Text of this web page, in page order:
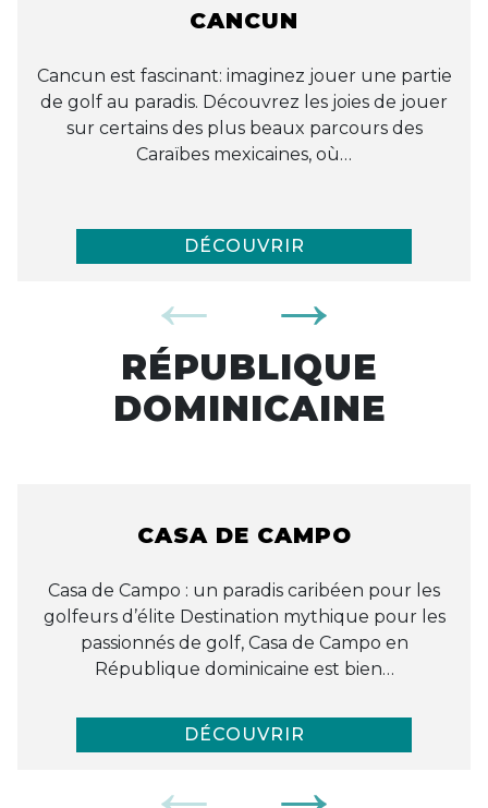
CANCUN
Cancun est fascinant: imaginez jouer une partie
de golf au paradis. Découvrez les joies de jouer
sur certains des plus beaux parcours des
Caraïbes mexicaines, où…
DÉCOUVRIR
RÉPUBLIQUE
DOMINICAINE
CASA DE CAMPO
Casa de Campo : un paradis caribéen pour les
golfeurs d’élite Destination mythique pour les
passionnés de golf, Casa de Campo en
République dominicaine est bien…
DÉCOUVRIR